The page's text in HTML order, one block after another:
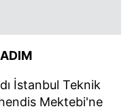
İstanbul Teknik
Mektebi'ne